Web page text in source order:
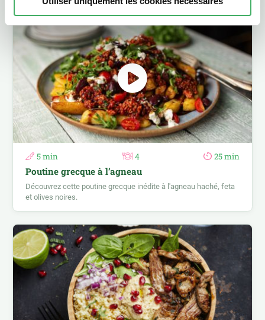
5 min 4 25 min
Poutine grecque à l’agneau
Découvrez cette poutine grecque inédite à l'agneau haché, feta
et olives noires.